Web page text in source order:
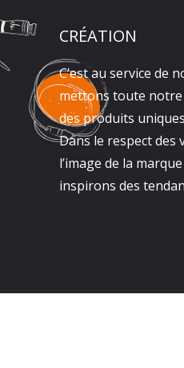
CRÉATION
C’est au service de
mettons toute
des produits
Dans le respect des
l’image de la
inspirons des